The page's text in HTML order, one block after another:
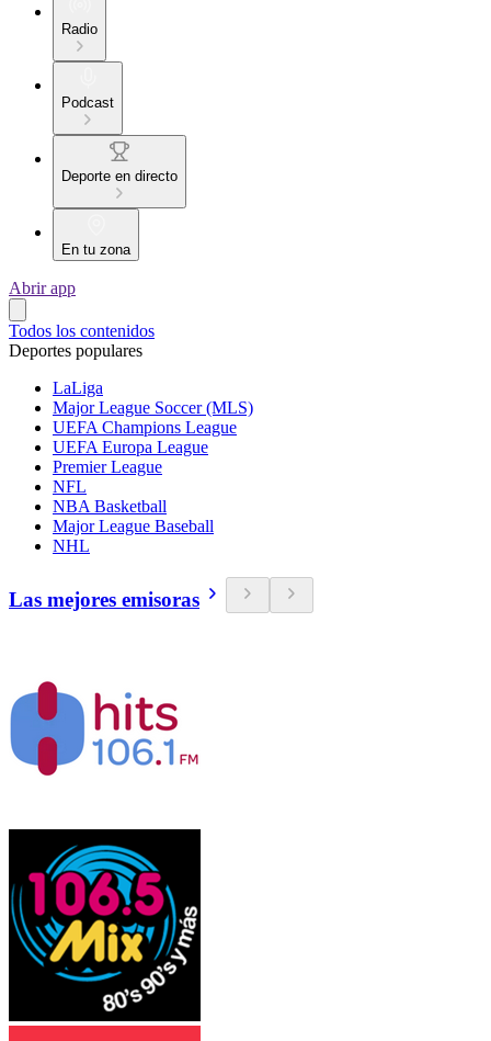
Radio
Podcast
Deporte en directo
En tu zona
Abrir app
Todos los contenidos
Deportes populares
LaLiga
Major League Soccer (MLS)
UEFA Champions League
UEFA Europa League
Premier League
NFL
NBA Basketball
Major League Baseball
NHL
Las mejores emisoras